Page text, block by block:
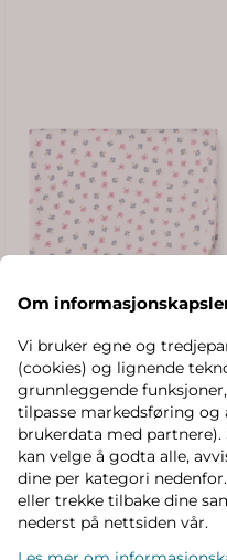
Om
Vi bruker egne og
(cookies) og lignende
grunnleggende
tilpasse markedsføring og
brukerdata med
kan velge å godta alle,
dine per kategori
eller trekke tilbake dine
nederst på nettsiden vår.